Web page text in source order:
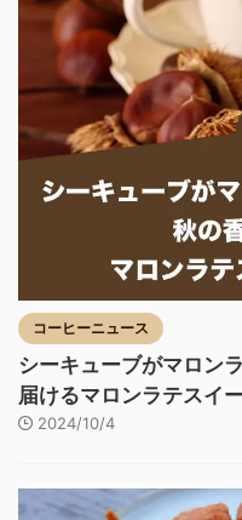
コーヒーニュース
シーキューブがマロン
届けるマロンラテスイ
2024/10/4